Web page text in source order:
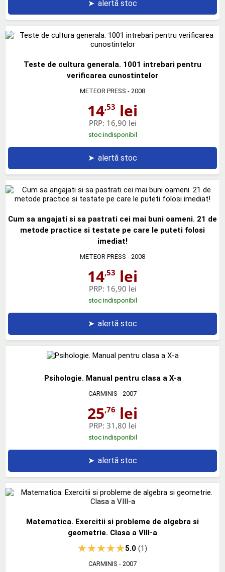
➤ alertă stoc
Teste de cultura generala. 1001 intrebari pentru
verificarea cunostintelor
METEOR PRESS - 2008
14,53 lei
PRP: 16,90 lei
stoc indisponibil
➤ alertă stoc
Cum sa angajati si sa pastrati cei mai buni oameni. 21 de
metode practice si testate pe care le puteti folosi
imediat!
METEOR PRESS - 2008
14,53 lei
PRP: 16,90 lei
stoc indisponibil
➤ alertă stoc
Psihologie. Manual pentru clasa a X-a
CARMINIS - 2007
25,76 lei
PRP: 31,80 lei
stoc indisponibil
➤ alertă stoc
Matematica. Exercitii si probleme de algebra si
geometrie. Clasa a VIII-a
5.0(1)
CARMINIS - 2007